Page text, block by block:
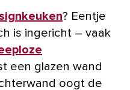
? Eentje
is ingericht – vaak
een glazen wand
oogt de